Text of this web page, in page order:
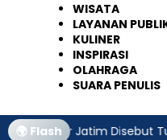
WISATA
LAYANAN
KULINER
INSPIRASI
OLAHRAGA
SUARA PENULIS
🌍 Flash
Jatim Disebut Turut